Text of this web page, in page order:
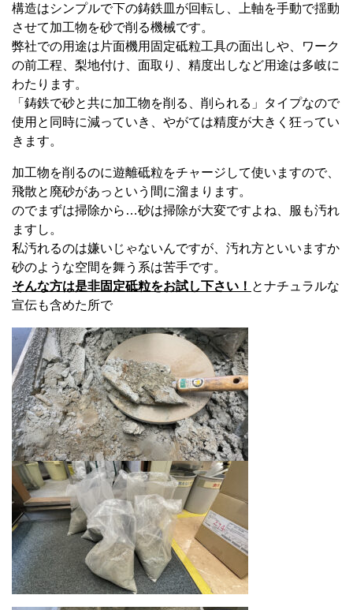
構造はシンプルで下の鋳鉄皿が回転し、上軸を手動で揺動
させて加工物を砂で削る機械です。
弊社での用途は片面機用固定砥粒工具の面出しや、ワーク
の前工程、梨地付け、面取り、精度出しなど用途は多岐に
わたります。
「鋳鉄で砂と共に加工物を削る、削られる」タイプなので
使用と同時に減っていき、やがては精度が大きく狂ってい
きます。
加工物を削るのに遊離砥粒をチャージして使いますので、
飛散と廃砂があっという間に溜まります。
のでまずは掃除から…砂は掃除が大変ですよね、服も汚れ
ますし。
私汚れるのは嫌いじゃないんですが、汚れ方といいますか
砂のような空間を舞う系は苦手です。
そんな方は是非固定砥粒をお試し下さい！ とナチュラルな
宣伝も含めた所で